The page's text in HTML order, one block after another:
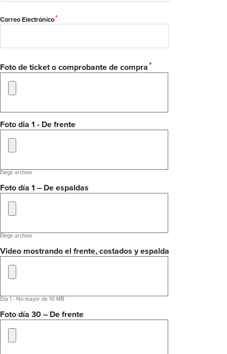
Correo Electrónico*
Foto de ticket o comprobante de compra*
Foto dia 1 - De frente
Elegir archivo
Foto día 1 – De espaldas
Elegir archivo
Video mostrando el frente, costados y espalda
Día 1 - No mayor de 10 MB
Foto día 30 – De frente